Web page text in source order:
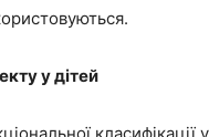
у дітей